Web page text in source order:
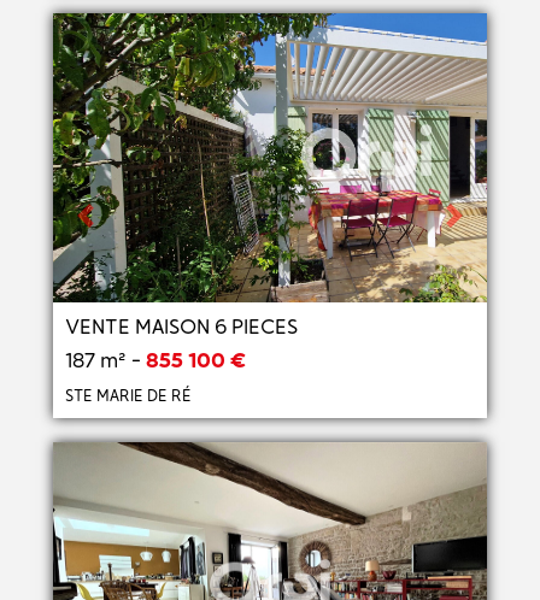
VENTE MAISON 6 PIECES
187 m² - 855 100 €
STE MARIE DE RÉ
Previous Next